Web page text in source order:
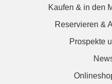
Kaufen & in den
Reservieren &
Prospekte